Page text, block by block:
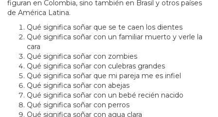
figuran en Colombia, sino también en Brasil y otros países
de América Latina.
Qué significa soñar que se te caen los dientes
Qué significa soñar con un familiar muerto y verle la
cara
Qué significa soñar con zombies
Qué significa soñar con culebras grandes
Qué significa soñar que mi pareja me es infiel
Qué significa soñar con abejas
Qué significa soñar con un bebé recién nacido
Qué significa soñar con perros
Qué significa soñar con agua clara